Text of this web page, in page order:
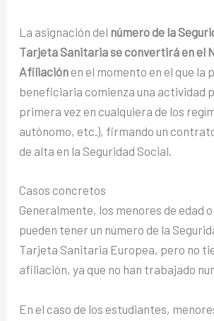
La asignación del número de la
Tarjeta Sanitaria se convertirá en el
Afiliaciónen el momento en el que la
beneficiaria comienza una actividad
primera vez en cualquiera de los
autónomo, etc.), firmando un
de alta en la Seguridad Social.
Casos concretos
Generalmente, los menores de edad
pueden tener un número de la
Tarjeta Sanitaria Europea, pero no
afiliación, ya que no han trabajado
En el caso de los estudiantes,